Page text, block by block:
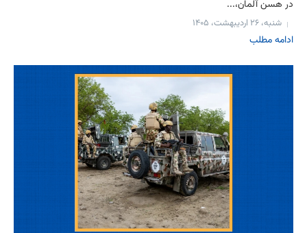
در هسن آلمان،...
شنبه، ۲۶ اردیبهشت، ۱۴۰۵
ادامه مطلب